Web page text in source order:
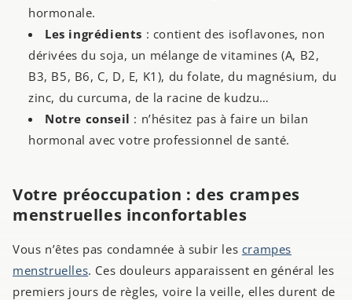
hormonale.
Les ingrédients : contient des isoflavones, non
dérivées du soja, un mélange de vitamines (A, B2,
B3, B5, B6, C, D, E, K1), du folate, du magnésium, du
zinc, du curcuma, de la racine de kudzu…
Notre conseil : n’hésitez pas à faire un bilan
hormonal avec votre professionnel de santé.
Votre préoccupation : des crampes
menstruelles inconfortables
Vous n’êtes pas condamnée à subir les crampes
menstruelles. Ces douleurs apparaissent en général les
premiers jours de règles, voire la veille, elles durent de